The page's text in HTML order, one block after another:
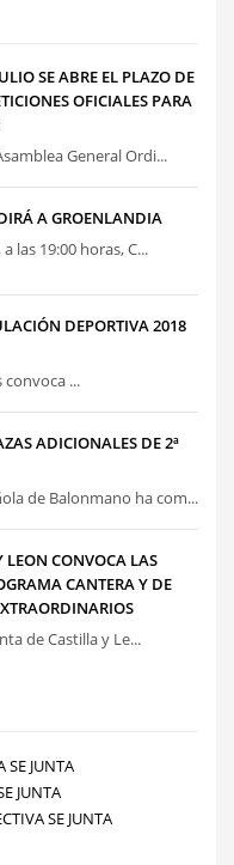
SE ABRE EL PLAZO DE
OFICIALES PARA
General Ordi...
A GROENLANDIA
las 19:00 horas, C...
DEPORTIVA 2018
...
ADICIONALES DE 2ª
de Balonmano ha com...
LEON CONVOCA LAS
CANTERA Y DE
de Castilla y Le...
SE JUNTA
JUNTA
SE JUNTA